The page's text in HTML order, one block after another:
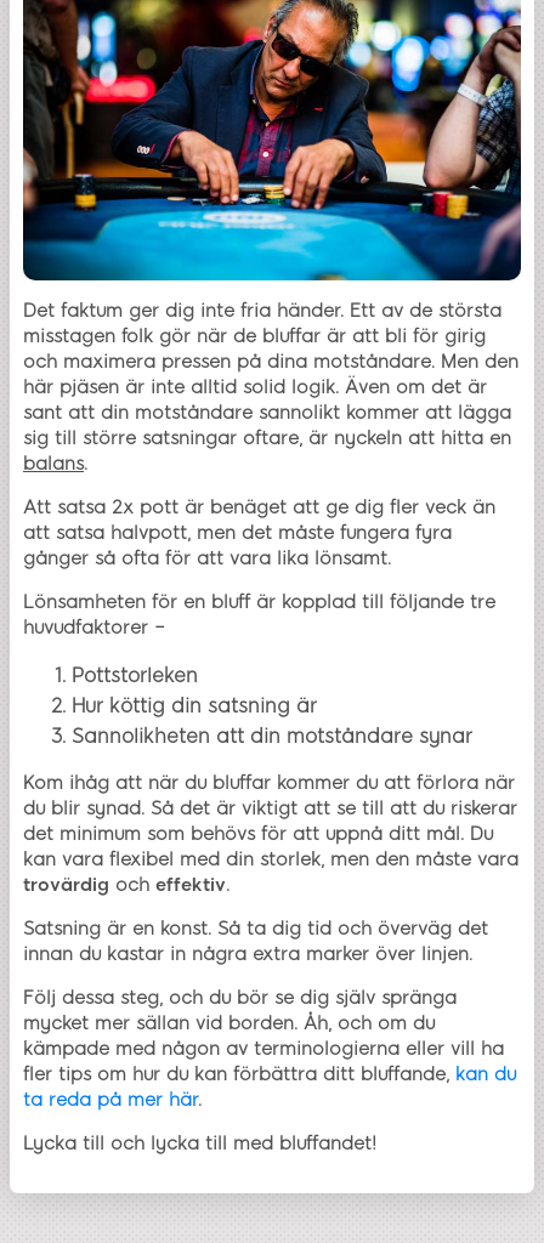
Det faktum ger dig inte fria händer. Ett av de största
misstagen folk gör när de bluffar är att bli för girig
och maximera pressen på dina motståndare. Men den
här pjäsen är inte alltid solid logik. Även om det är
sant att din motståndare sannolikt kommer att lägga
sig till större satsningar oftare, är nyckeln att hitta en
balans.
Att satsa 2x pott är benäget att ge dig fler veck än
att satsa halvpott, men det måste fungera fyra
gånger så ofta för att vara lika lönsamt.
Lönsamheten för en bluff är kopplad till följande tre
huvudfaktorer –
Pottstorleken
Hur köttig din satsning är
Sannolikheten att din motståndare synar
Kom ihåg att när du bluffar kommer du att förlora när
du blir synad. Så det är viktigt att se till att du riskerar
det minimum som behövs för att uppnå ditt mål. Du
kan vara flexibel med din storlek, men den måste vara
trovärdig och effektiv.
Satsning är en konst. Så ta dig tid och överväg det
innan du kastar in några extra marker över linjen.
Följ dessa steg, och du bör se dig själv spränga
mycket mer sällan vid borden. Åh, och om du
kämpade med någon av terminologierna eller vill ha
fler tips om hur du kan förbättra ditt bluffande, kan du
ta reda på mer här.
Lycka till och lycka till med bluffandet!